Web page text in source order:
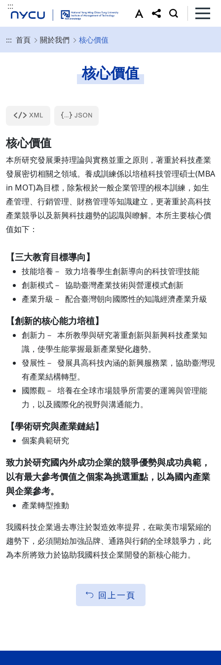
:::
::: 首頁 關於我們 核心價值
核心價值
核心價值
本所研究發展秉持理論與實務並重之原則，著重於科技產業
發展密切相關之領域。養成訓練係以培植科技管理碩士(MBA
in MOT)為目標，除紮根於一般企業管理的根本訓練，如生
產管理、行銷管理、財務管理等知識建立，更著重於高科技
產業競爭以及新興科技趨勢的認識與瞭解。本所主要核心價
值如下：
【三大教育目標導向】
技能培養－ 致力培養學生創新導向的科技管理技能
創新模式－ 協助臺灣產業技術與營運模式創新
產業升級－ 配合臺灣朝向國際性的知識經濟產業升級
【創新的核心能力培植】
創新力－ 本所教學與研究著重創新與新興科技產業知
識，使學生能掌握最新產業變化趨勢。
發展性－ 發展具高科技內涵的新興服務業，協助臺灣現
有產業結構轉型。
國際觀－ 培養在全球市場競爭所需要的運籌與管理能
力，以及國際化的視野與溝通能力。
【學術研究與產業鏈結】
個案典範研究
致力於研究國內外成功企業的競爭優勢與成功典範，
以有最大參考價值之個案為挑選重點，以為國內產業
與企業參考。
產業轉型推動
我國科技企業過去專注於製造效率提昇，在歐美市場緊縮的
趨勢下，必須開始加強品牌、通路與行銷的全球競爭力，此
為本所將致力於協助我國科技企業開發的新核心能力。
回上一頁